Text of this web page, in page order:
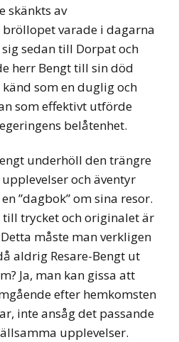
skänkts av
varade i dagarna
sedan till Dorpat och
herr Bengt till sin död
som en duglig och
som effektivt utförde
belåtenhet.
underhöll den trängre
och äventyr
”dagbok” om sina resor.
trycket och originalet är
måste man verkligen
aldrig Resare-Bengt ut
Ja, man kan gissa att
efter hemkomsten
inte ansåg det passande
upplevelser.